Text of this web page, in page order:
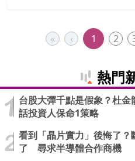
« ‹ 1 2
熱門
台股大彈千點是假象？杜
話投資人保命1策略
看到「晶片實力」後悔了
了 尋求半導體合作商機